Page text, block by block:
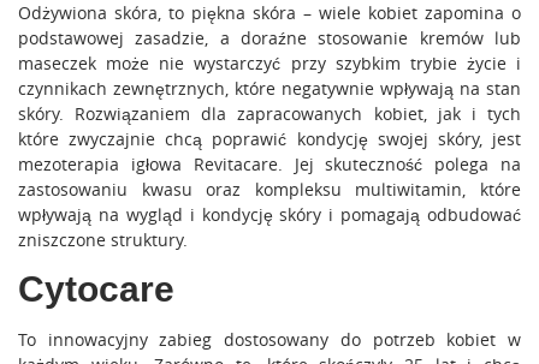
Odżywiona skóra, to piękna skóra – wiele kobiet zapomina o
podstawowej zasadzie, a doraźne stosowanie kremów lub
maseczek może nie wystarczyć przy szybkim trybie życie i
czynnikach zewnętrznych, które negatywnie wpływają na stan
skóry. Rozwiązaniem dla zapracowanych kobiet, jak i tych
które zwyczajnie chcą poprawić kondycję swojej skóry, jest
mezoterapia igłowa Revitacare. Jej skuteczność polega na
zastosowaniu kwasu oraz kompleksu multiwitamin, które
wpływają na wygląd i kondycję skóry i pomagają odbudować
zniszczone struktury.
Cytocare
To innowacyjny zabieg dostosowany do potrzeb kobiet w